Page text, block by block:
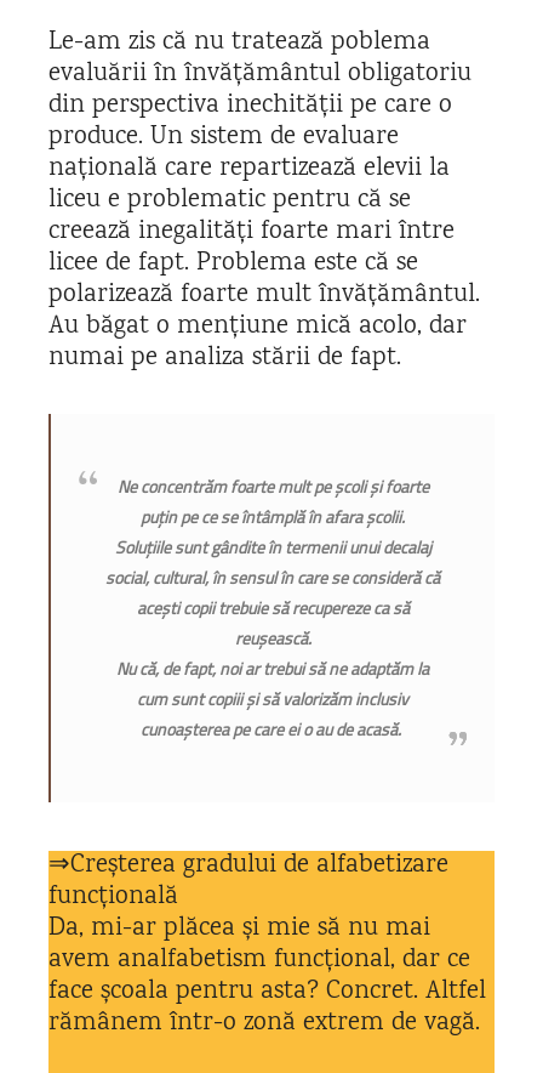
Le-am zis că nu tratează poblema
evaluării în învățământul obligatoriu
din perspectiva inechității pe care o
produce. Un sistem de evaluare
națională care repartizează elevii la
liceu e problematic pentru că se
creează inegalități foarte mari între
licee de fapt. Problema este că se
polarizează foarte mult învățământul.
Au băgat o mențiune mică acolo, dar
numai pe analiza stării de fapt.
Ne concentrăm foarte mult pe școli și foarte
puțin pe ce se întâmplă în afara școlii.
Soluțiile sunt gândite în termenii unui decalaj
social, cultural, în sensul în care se consideră că
acești copii trebuie să recupereze ca să
reușească.
Nu că, de fapt, noi ar trebui să ne adaptăm la
cum sunt copiii și să valorizăm inclusiv
cunoașterea pe care ei o au de acasă.
⇒Creșterea gradului de alfabetizare
funcțională
Da, mi-ar plăcea și mie să nu mai
avem analfabetism funcțional, dar ce
face școala pentru asta? Concret. Altfel
rămânem într-o zonă extrem de vagă.